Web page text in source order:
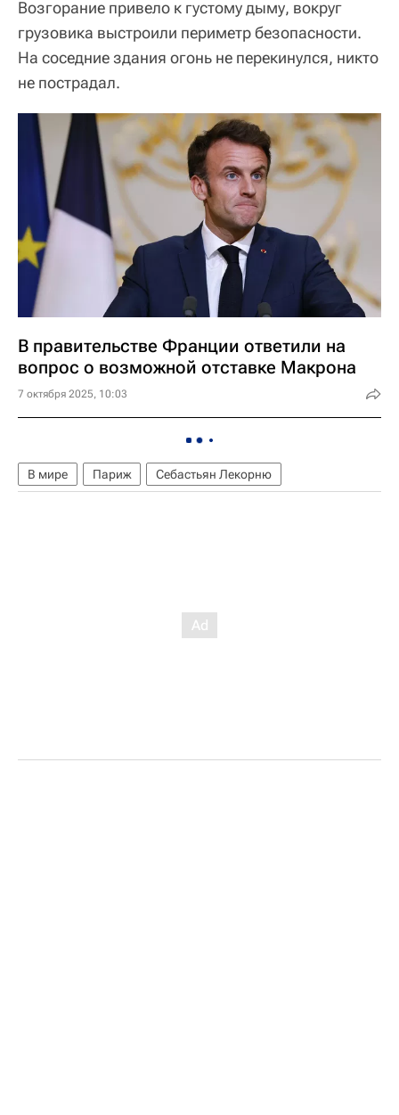
Возгорание привело к густому дыму, вокруг
грузовика выстроили периметр безопасности.
На соседние здания огонь не перекинулся, никто
не пострадал.
В правительстве Франции ответили на
вопрос о возможной отставке Макрона
7 октября 2025, 10:03
В мире Париж Себастьян Лекорню